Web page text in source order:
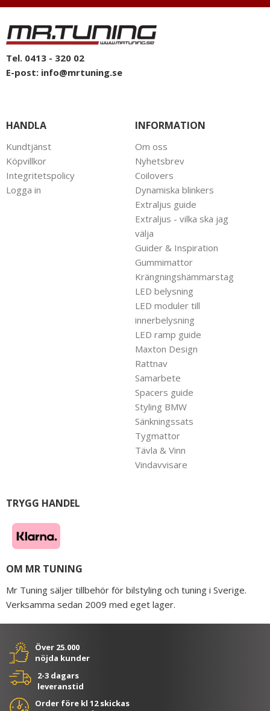
Tel. 0413 - 320 02
E-post: info@mrtuning.se
HANDLA
Kundtjänst
Köpvillkor
Integritetspolicy
Logga in
INFORMATION
Om oss
Nyhetsbrev
Coilovers
Dynamiska blinkers
Extraljus guide
Extraljus - vilka ska jag
välja
Guider & Inspiration
Gummimattor
Krängningshämmarstag
LED belysning
LED moduler till
innerbelysning
LED ramp guide
Maxton Design
Rattnav
Samarbete
Spacers guide
Styling BMW
Sänkningssats
Tygmattor
Tävla & Vinn
Vindavvisare
TRYGG HANDEL
OM MR TUNING
Mr Tuning säljer tillbehör för bilstyling och tuning i Sverige.
Verksamma sedan 2009 med eget lager.
Över 25.000
nöjda kunder
2-3 dagars
leveranstid
Order före kl 12 skickas